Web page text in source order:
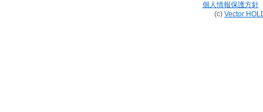
個人情報保護方針
(c) Vector